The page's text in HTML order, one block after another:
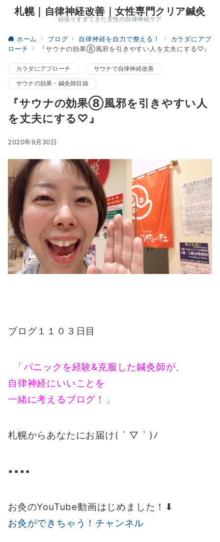
札幌｜自律神経改善｜女性専門クリア鍼灸
頑張りすぎてきた女性の自律神経ケア
ホーム ブログ 自律神経を自力で整える！
カラダにアプ
ローチ
『サウナの効果⑧風邪を引きやすい人を丈夫にする♡』
カラダにアプローチ サウナで自律神経改善
サウナの効果・鍼灸師目線
『サウナの効果⑧風邪を引きやすい人
を丈夫にする♡』
2020年9月30日
ブログ１１０３日目
「パニックを経験&克服した鍼灸師が、
自律神経にいいことを
一緒に考えるブログ！」
札幌からあなたにお届け( ´ ▽ ` )ﾉ
▪️▪️▪️▪️
お灸のYouTube動画はじめました！⬇︎
お灸ができちゃう！チャンネル